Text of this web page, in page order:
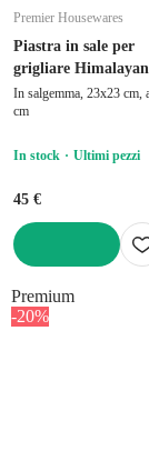
Premier Housewares
Piastra in sale per
grigliare Himalayan
In salgemma, 23x23 cm,
cm
In stock Ultimi pezzi
45 €
Premium
-20%